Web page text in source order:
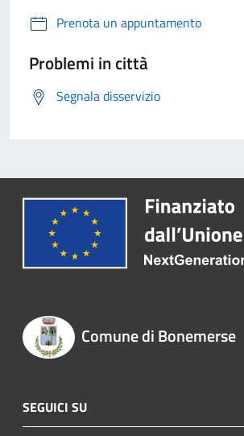
Prenota un appuntamento
Problemi in città
Segnala disservizio
Comune di Bonemerse
SEGUICI SU